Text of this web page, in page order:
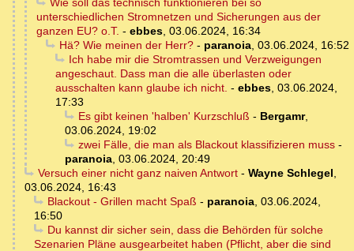
Wie soll das technisch funktionieren bei so
unterschiedlichen Stromnetzen und Sicherungen aus der
ganzen EU? o.T. - ebbes, 03.06.2024, 16:34
Hä? Wie meinen der Herr?- paranoia, 03.06.2024, 16:52
Ich habe mir die Stromtrassen und Verzweigungen
angeschaut. Dass man die alle überlasten oder
ausschalten kann glaube ich nicht. - ebbes, 03.06.2024,
17:33
Es gibt keinen 'halben' Kurzschluß - Bergamr,
03.06.2024, 19:02
zwei Fälle, die man als Blackout klassifizieren muss-
paranoia, 03.06.2024, 20:49
Versuch einer nicht ganz naiven Antwort- Wayne Schlegel,
03.06.2024, 16:43
Blackout - Grillen macht Spaß - paranoia, 03.06.2024,
16:50
Du kannst dir sicher sein, dass die Behörden für solche
Szenarien Pläne ausgearbeitet haben (Pflicht, aber die sind